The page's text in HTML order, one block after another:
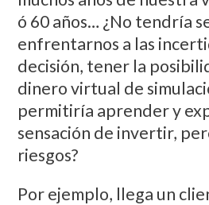
ó 60 años… ¿No tendría
enfrentarnos a las
decisión, tener la
dinero virtual de
permitiría aprender y
sensación de invertir,
riesgos?
Por ejemplo, llega un